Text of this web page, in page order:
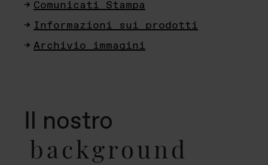
Comunicati Stampa
Informazioni sui prodotti
Archivio immagini
Il nostro
background